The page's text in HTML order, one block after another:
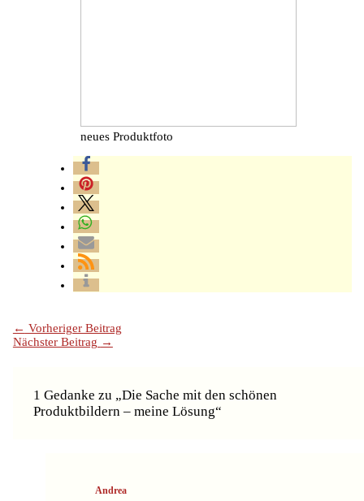
neues Produktfoto
← Vorheriger Beitrag
Nächster Beitrag →
1 Gedanke zu „Die Sache mit den schönen
Produktbildern – meine Lösung“
Andrea